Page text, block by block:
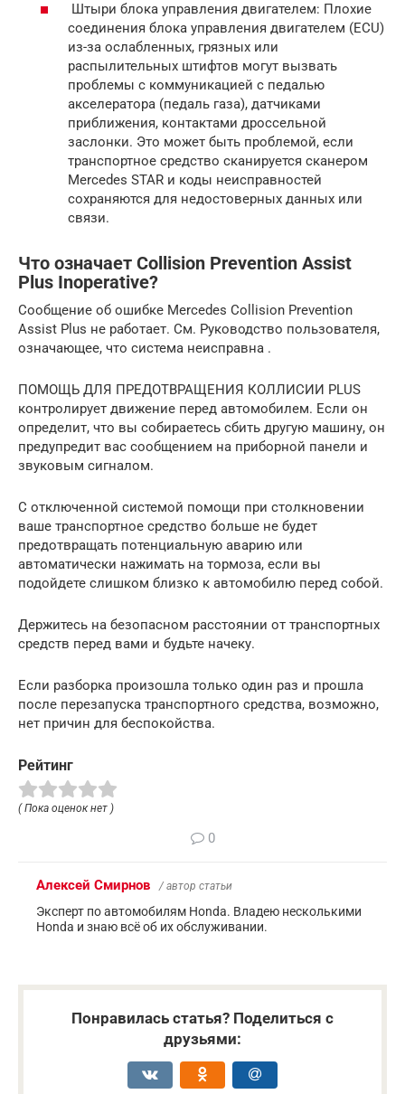
Штыри блока управления двигателем: Плохие
соединения блока управления двигателем (ECU)
из-за ослабленных, грязных или
распылительных штифтов могут вызвать
проблемы с коммуникацией с педалью
акселератора (педаль газа), датчиками
приближения, контактами дроссельной
заслонки. Это может быть проблемой, если
транспортное средство сканируется сканером
Mercedes STAR и коды неисправностей
сохраняются для недостоверных данных или
связи.
Что означает Collision Prevention Assist
Plus Inoperative?
Сообщение об ошибке Mercedes Collision Prevention
Assist Plus не работает. См. Руководство пользователя,
означающее, что система неисправна .
ПОМОЩЬ ДЛЯ ПРЕДОТВРАЩЕНИЯ КОЛЛИСИИ PLUS
контролирует движение перед автомобилем. Если он
определит, что вы собираетесь сбить другую машину, он
предупредит вас сообщением на приборной панели и
звуковым сигналом.
С отключенной системой помощи при столкновении
ваше транспортное средство больше не будет
предотвращать потенциальную аварию или
автоматически нажимать на тормоза, если вы
подойдете слишком близко к автомобилю перед собой.
Держитесь на безопасном расстоянии от транспортных
средств перед вами и будьте начеку.
Если разборка произошла только один раз и прошла
после перезапуска транспортного средства, возможно,
нет причин для беспокойства.
Рейтинг
( Пока оценок нет )
0
Алексей Смирнов / автор статьи
Эксперт по автомобилям Honda. Владею несколькими
Honda и знаю всё об их обслуживании.
Понравилась статья? Поделиться с
друзьями: